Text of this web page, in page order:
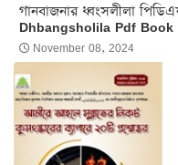
গানবাজনার ধ্বংসলীলা
Dhbangsholila Pdf Book
November 08, 2024